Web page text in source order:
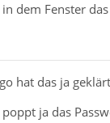
dem Fenster
hat das ja
ja das